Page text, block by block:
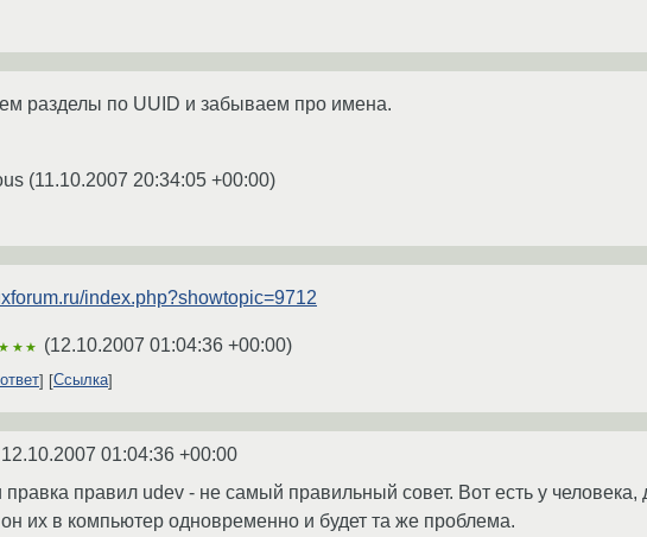
разделы по UUID и забываем про имена.
(11.10.2007 20:34:05 +00:00)
index.php?showtopic=9712
(12.10.2007 01:04:36 +00:00)
Ссылка
12.10.2007 01:04:36 +00:00
правка правил udev - не самый правильный совет. Вот есть у
он их в компьютер одновременно и будет та же проблема.